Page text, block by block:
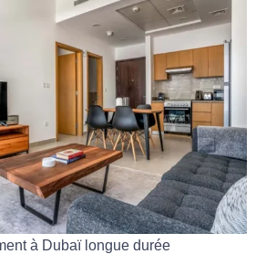
à Dubaï longue durée